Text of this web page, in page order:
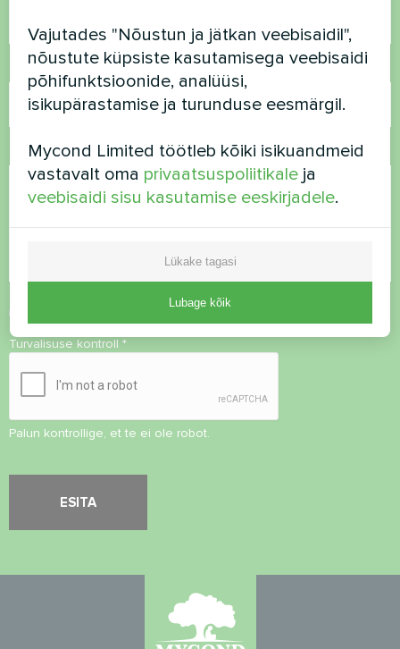
E-post
Kommentaar
privaatsuspoliitikaga
Turvalisuse kontroll *
Palun kontrollige, et te ei ole robot.
Vajutades "Nõustun ja jätkan veebisaidil",
nõustute küpsiste kasutamisega veebisaidi
põhifunktsioonide, analüüsi,
isikupärastamise ja turunduse eesmärgil.
Mycond Limited töötleb kõiki isikuandmeid
vastavalt oma privaatsuspoliitikale ja
veebisaidi sisu kasutamise eeskirjadele.
Lükake tagasi
Lubage kõik